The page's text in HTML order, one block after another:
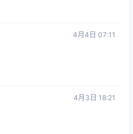
4月4日 07:11
4月3日 18:21